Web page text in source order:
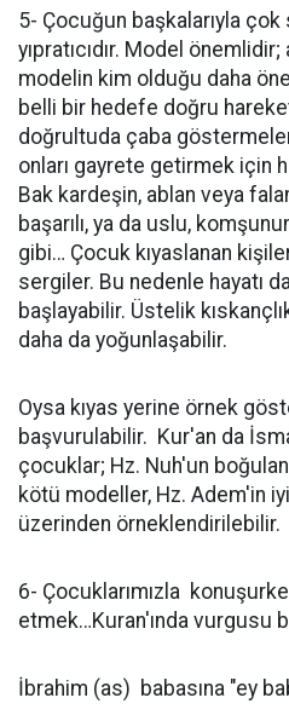
5- Çocuğun başkalarıyla çok
yıpratıcıdır. Model
modelin kim olduğu daha
belli bir hedefe doğru
doğrultuda çaba
onları gayrete getirmek için
Bak kardeşin, ablan veya
başarılı, ya da uslu,
gibi… Çocuk kıyaslanan
sergiler. Bu nedenle hayatı
başlayabilir. Üstelik
daha da yoğunlaşabilir.
Oysa kıyas yerine örnek
başvurulabilir. Kur'an da
çocuklar; Hz. Nuh'un
kötü modeller, Hz. Adem'in
üzerinden örneklendirilebilir.
6- Çocuklarımızla
etmek…Kuran'ında vurgusu
İbrahim (as) babasına "ey